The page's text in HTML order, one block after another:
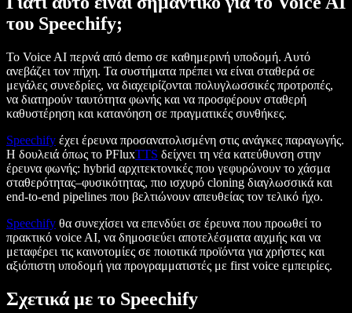
του Speechify;
Το Voice AI περνά από demo σε καθημερινή υποδομή. Αυτό
ανεβάζει τον πήχη. Τα συστήματα πρέπει να είναι σταθερά σε
μεγάλες συνεδρίες, να διαχειρίζονται πολυγλωσσικές προτροπές,
να διατηρούν ταυτότητα φωνής και να προσφέρουν σταθερή
καθυστέρηση και κατανόηση σε πραγματικές συνθήκες.
Speechify έχει έρευνα προσανατολισμένη στις ανάγκες παραγωγής.
Η δουλειά όπως το PFluxTTS δείχνει τη νέα κατεύθυνση στην
έρευνα φωνής: hybrid αρχιτεκτονικές που γεφυρώνουν το χάσμα
σταθερότητας–φυσικότητας, πιο ισχυρό cloning διαγλωσσικά και
end-to-end pipelines που βελτιώνουν απευθείας τον τελικό ήχο.
Speechify θα συνεχίσει να επενδύει σε έρευνα που προωθεί το
πρακτικό voice AI, να δημοσιεύει αποτελέσματα αιχμής και να
μεταφέρει τις καινοτομίες σε ποιοτικά προϊόντα για χρήστες και
αξιόπιστη υποδομή για προγραμματιστές με first voice εμπειρίες.
Σχετικά με το Speechify